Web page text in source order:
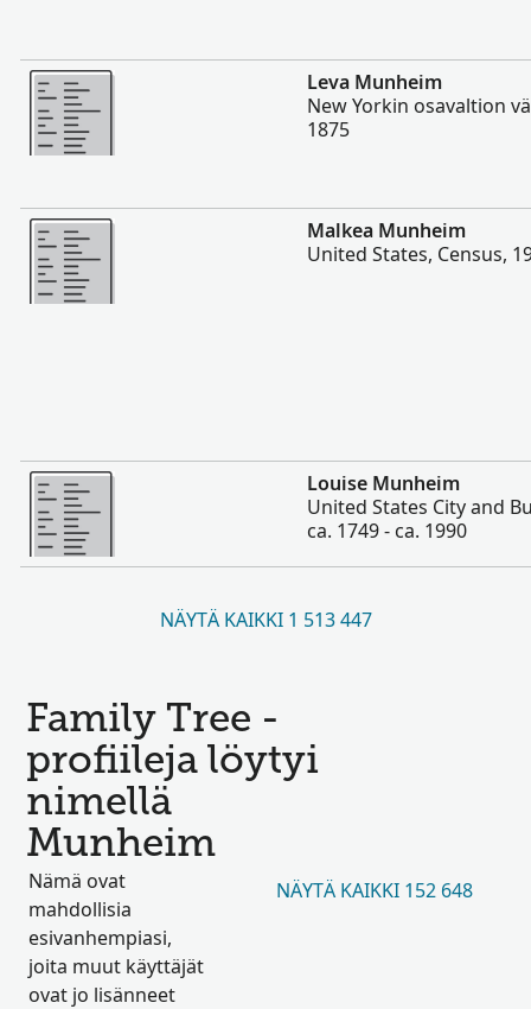
Enemmän
Leva Munheim
New Yorkin osavaltion
1875
Enemmän
Malkea Munheim
United States, Census,
Enemmän
Louise Munheim
United States City and
ca. 1749 - ca. 1990
NÄYTÄ KAIKKI 1 513 447
Family Tree -
profiileja löytyi
nimellä
Munheim
Nämä ovat
mahdollisia
esivanhempiasi,
joita muut käyttäjät
ovat jo lisänneet
NÄYTÄ KAIKKI 152 648